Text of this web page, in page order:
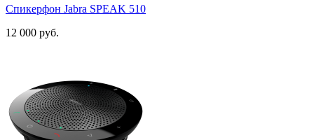
Спикерфон Jabra SPEAK 510
12 000 руб.